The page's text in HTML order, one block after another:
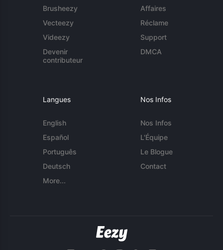
Brusheezy
Vecteezy
Videezy
Devenir
contributeur
Affaires
Réclame
Support
DMCA
Langues
English
Español
Português
Deutsch
More...
Nos Infos
Nos Infos
L'Équipe
Le Blogue
Contact